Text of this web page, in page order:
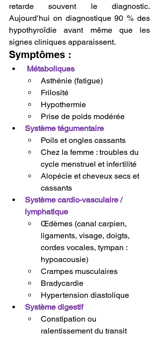
retarde souvent le diagnostic.
Aujourd’hui on diagnostique 90 % des
hypothyroïdie avant même que les
signes cliniques apparaissent.
Symptômes :
Métaboliques
Asthénie (fatigue)
Frilosité
Hypothermie
Prise de poids modérée
Système tégumentaire
Poils et ongles cassants
Chez la femme : troubles du
cycle menstruel et infertilité
Alopécie et cheveux secs et
cassants
Système cardio-vasculaire /
lymphatique
Œdèmes (canal carpien,
ligaments, visage, doigts,
cordes vocales, tympan :
hypoacousie)
Crampes musculaires
Bradycardie
Hypertension diastolique
Système digestif
Constipation ou
ralentissement du transit